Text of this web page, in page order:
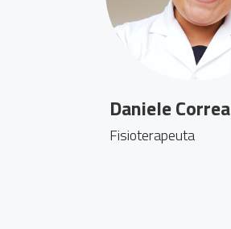
Daniele Correa
Fisioterapeuta